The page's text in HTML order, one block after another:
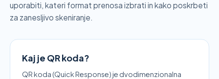
uporabiti, kateri format prenosa izbrati in kako poskrbeti
za zanesljivo skeniranje.
Kaj je QR koda?
QR koda (Quick Response) je dvodimenzionalna